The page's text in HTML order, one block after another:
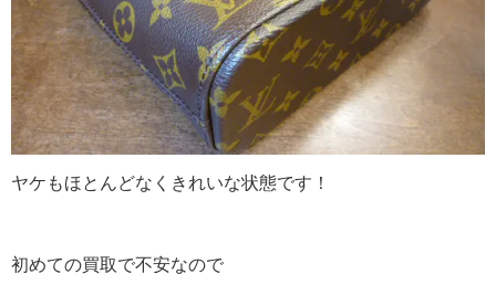
ヤケもほとんどなくきれいな状態です！
初めての買取で不安なので